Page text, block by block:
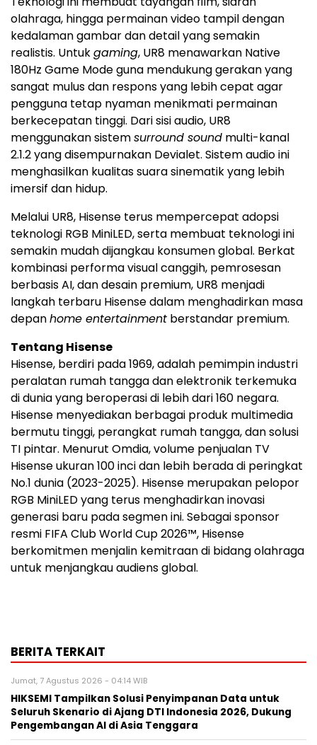
olahraga, hingga permainan video tampil dengan
kedalaman gambar dan detail yang semakin
realistis. Untukgaming, UR8 menawarkan Native
180Hz Game Mode guna mendukung gerakan yang
sangat mulus dan respons yang lebih cepat agar
pengguna tetap nyaman menikmati permainan
berkecepatan tinggi. Dari sisi audio, UR8
menggunakan sistemsurround sound multi-kanal
2.1.2 yang disempurnakan Devialet. Sistem audio ini
menghasilkan kualitas suara sinematik yang lebih
imersif dan hidup.
Melalui UR8, Hisense terus mempercepat adopsi
teknologi RGB MiniLED, serta membuat teknologi ini
semakin mudah dijangkau konsumen global. Berkat
kombinasi performa visual canggih, pemrosesan
berbasis AI, dan desain premium, UR8 menjadi
langkah terbaru Hisense dalam menghadirkan masa
depanhome entertainment berstandar premium.
Tentang Hisense
Hisense, berdiri pada 1969, adalah pemimpin industri
peralatan rumah tangga dan elektronik terkemuka
di dunia yang beroperasi di lebih dari 160 negara.
Hisense menyediakan berbagai produk multimedia
bermutu tinggi, perangkat rumah tangga, dan solusi
TI pintar. Menurut Omdia, volume penjualan TV
Hisense ukuran 100 inci dan lebih berada di peringkat
No.1 dunia (2023-2025). Hisense merupakan pelopor
RGB MiniLED yang terus menghadirkan inovasi
generasi baru pada segmen ini. Sebagai sponsor
resmi FIFA Club World Cup 2026™, Hisense
berkomitmen menjalin kemitraan di bidang olahraga
untuk menjangkau audiens global.
BERITA TERKAIT
Jumat, 7 Agustus 2026 - 04:14 WIB
HIKSEMI Tampilkan Solusi Penyimpanan Data untuk
Seluruh Skenario di Ajang DTI Indonesia 2026, Dukung
Pengembangan AI di Asia Tenggara